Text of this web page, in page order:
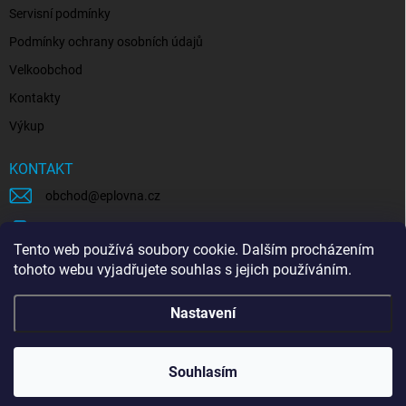
Tento web používá soubory cookie. Dalším procházením
tohoto webu vyjadřujete souhlas s jejich používáním.
Nastavení
Souhlasím
Servisní podmínky
Podmínky ochrany osobních údajů
Velkoobchod
Kontakty
Výkup
KONTAKT
obchod @eplovna.cz
eplovna.cz